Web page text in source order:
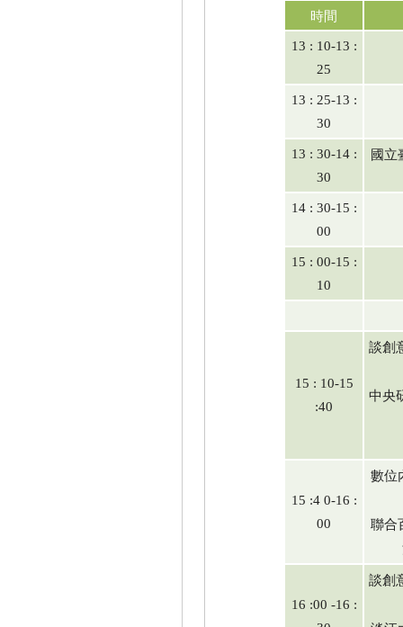
時間
13 : 10-13 :
25
13 : 25-13 :
30
13 : 30-14 :
30
國立
14 : 30-15 :
00
15 : 00-15 :
10
15 : 10-15
:40
談創
中央
15 :4 0-16 :
00
數位
聯合
16 :00 -16 :
談創